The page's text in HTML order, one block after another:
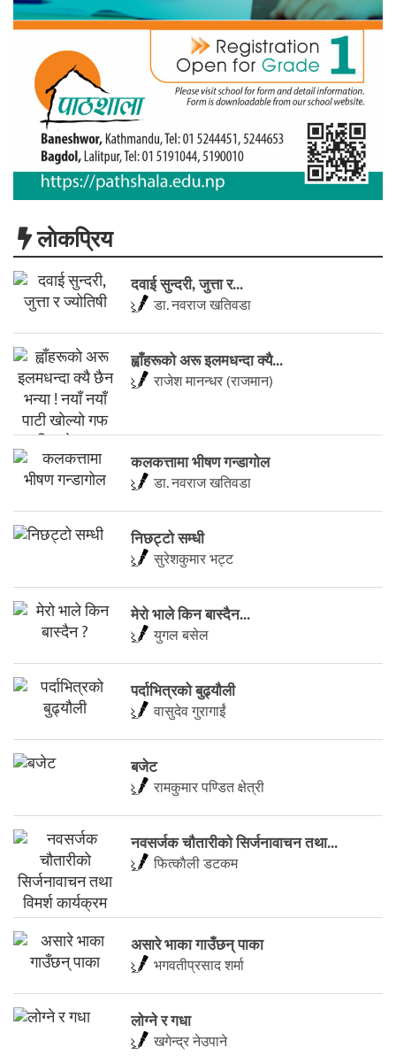
लाेकप्रिय
दवाई सुन्दरी, जुत्ता र...
डा. नवराज खतिवडा
ह्वाँहरूकाे अरू इलमधन्दा क्यै...
राजेश मानन्धर (राजमान)
कलकत्तामा भीषण गन्डागोल
डा. नवराज खतिवडा
निछट्टो सम्धी
सुरेशकुमार भट्ट
मेरो भाले किन बास्दैन...
युगल बसेल
पर्दाभित्रको बुढ्यौली
वासुदेव गुरागाईं
बजेट
रामकुमार पण्डित क्षेत्री
नवसर्जक चाैतारीकाे सिर्जनावाचन तथा...
फित्काैली डटकम
असारे भाका गाउँछन् पाका
भगवतीप्रसाद शर्मा
लाेग्ने र गधा
खगेन्द्र नेउपाने